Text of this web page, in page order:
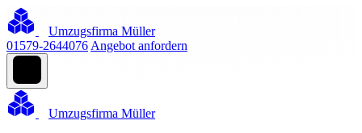
Umzugsfirma Müller
01579-2644076 Angebot anfordern
Umzugsfirma Müller